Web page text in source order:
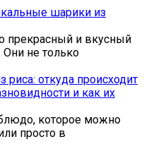
шарики из
прекрасный и вкусный
Они не только
риса: откуда происходит
и как их
которое можно
просто в